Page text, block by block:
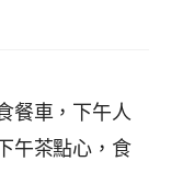
餐車，下午人
午茶點心，食